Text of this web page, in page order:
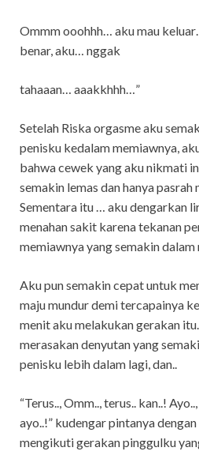
Ommm ooohhh… aku mau
benar, aku… nggak
tahaaan… aaakkhhh…”
Setelah Riska orgasme aku
penisku kedalam memiawnya,
bahwa cewek yang aku nikmati
semakin lemas dan hanya pasrah
Sementara itu … aku dengarkan
menahan sakit karena tekanan
memiawnya yang semakin dalam
Aku pun semakin cepat untuk
maju mundur demi tercapainya
menit aku melakukan gerakan
merasakan denyutan yang
penisku lebih dalam lagi, dan..
“Terus.., Omm.., terus.. kan..!
ayo..!” kudengar pintanya
mengikuti gerakan pinggulku